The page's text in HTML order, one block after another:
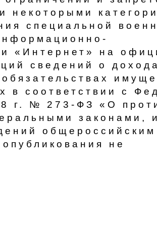
некоторыми
специальной
«Интернет» на
сведений о
в соответствии с
г. № 273-ФЗ «О
законами, и
не